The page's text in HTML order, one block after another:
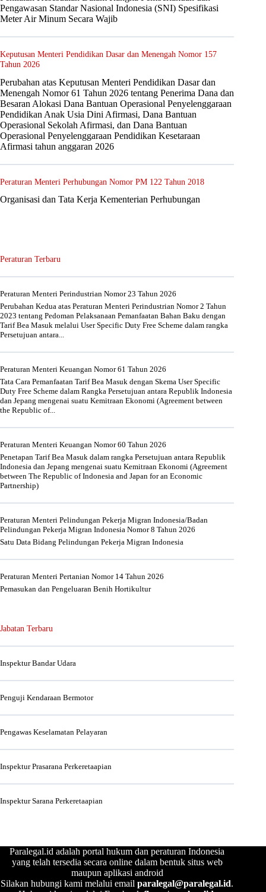
Pengawasan Standar Nasional Indonesia (SNI) Spesifikasi
Meter Air Minum Secara Wajib
Keputusan Menteri Pendidikan Dasar dan Menengah Nomor 157
Tahun 2026
Perubahan atas Keputusan Menteri Pendidikan Dasar dan
Menengah Nomor 61 Tahun 2026 tentang Penerima Dana dan
Besaran Alokasi Dana Bantuan Operasional Penyelenggaraan
Pendidikan Anak Usia Dini Afirmasi, Dana Bantuan
Operasional Sekolah Afirmasi, dan Dana Bantuan
Operasional Penyelenggaraan Pendidikan Kesetaraan
Afirmasi tahun anggaran 2026
Peraturan Menteri Perhubungan Nomor PM 122 Tahun 2018
Organisasi dan Tata Kerja Kementerian Perhubungan
Peraturan Terbaru
Peraturan Menteri Perindustrian Nomor 23 Tahun 2026
Perubahan Kedua atas Peraturan Menteri Perindustrian Nomor 2 Tahun
2023 tentang Pedoman Pelaksanaan Pemanfaatan Bahan Baku dengan
Tarif Bea Masuk melalui User Specific Duty Free Scheme dalam rangka
Persetujuan antara...
Peraturan Menteri Keuangan Nomor 61 Tahun 2026
Tata Cara Pemanfaatan Tarif Bea Masuk dengan Skema User Specific
Duty Free Scheme dalam Rangka Persetujuan antara Republik Indonesia
dan Jepang mengenai suatu Kemitraan Ekonomi (Agreement between
the Republic of...
Peraturan Menteri Keuangan Nomor 60 Tahun 2026
Penetapan Tarif Bea Masuk dalam rangka Persetujuan antara Republik
Indonesia dan Jepang mengenai suatu Kemitraan Ekonomi (Agreement
between The Republic of Indonesia and Japan for an Economic
Partnership)
Peraturan Menteri Pelindungan Pekerja Migran Indonesia/Badan
Pelindungan Pekerja Migran Indonesia Nomor 8 Tahun 2026
Satu Data Bidang Pelindungan Pekerja Migran Indonesia
Peraturan Menteri Pertanian Nomor 14 Tahun 2026
Pemasukan dan Pengeluaran Benih Hortikultur
Jabatan Terbaru
Inspektur Bandar Udara
Penguji Kendaraan Bermotor
Pengawas Keselamatan Pelayaran
Inspektur Prasarana Perkeretaapian
Inspektur Sarana Perkeretaapian
Paralegal.id adalah portal hukum dan peraturan Indonesia
yang telah tersedia secara online dalam bentuk situs web
maupun aplikasi android
Silakan hubungi kami melalui emailparalegal@paralegal.id.